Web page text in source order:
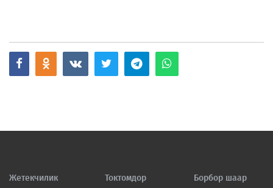
Жетекчилик Токтомдор
Борбор шаар